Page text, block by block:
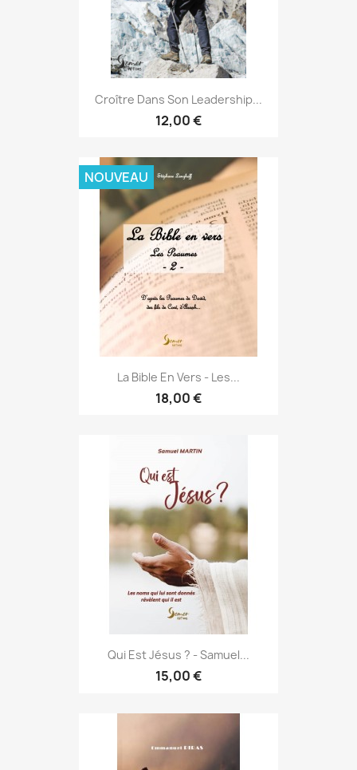
Croître Dans Son Leadership...
12,00 €
La Bible En Vers - Les...
18,00 €
NOUVEAU
Qui Est Jésus ? - Samuel...
15,00 €